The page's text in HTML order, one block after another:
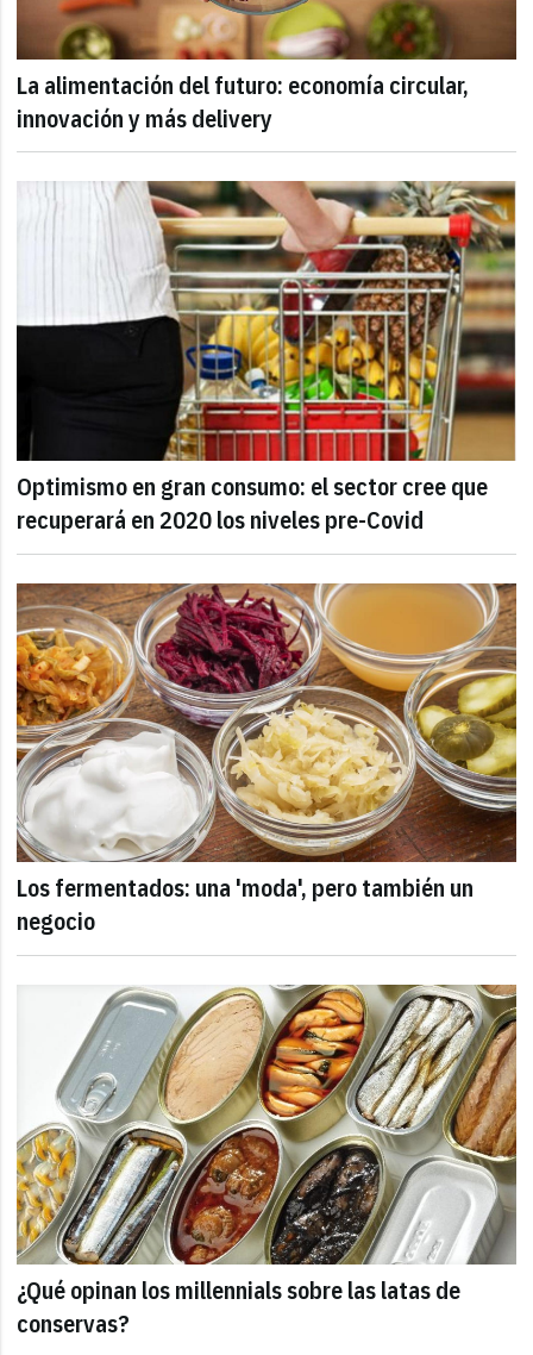
La alimentación del futuro: economía circular,
innovación y más delivery
Optimismo en gran consumo: el sector cree que
recuperará en 2020 los niveles pre-Covid
Los fermentados: una 'moda', pero también un
negocio
¿Qué opinan los millennials sobre las latas de
conservas?